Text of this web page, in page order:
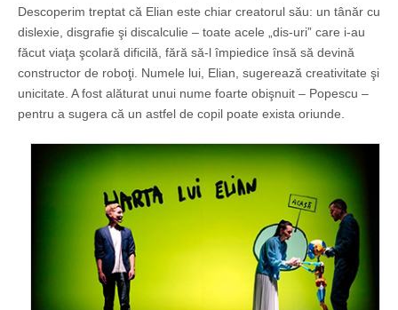
Descoperim treptat că Elian este chiar creatorul său: un tânăr cu
dislexie, disgrafie şi discalculie – toate acele „dis-uri” care i-au
făcut viaţa şcolară dificilă, fără să-l împiedice însă să devină
constructor de roboţi. Numele lui, Elian, sugerează creativitate şi
unicitate. A fost alăturat unui nume foarte obişnuit – Popescu –
pentru a sugera că un astfel de copil poate exista oriunde.